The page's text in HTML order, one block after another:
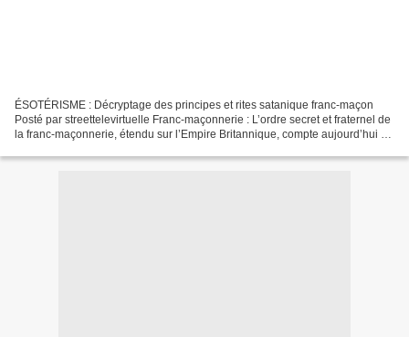
ÉSOTÉRISME : Décryptage des principes et rites satanique franc-maçon
Posté par streettelevirtuelle Franc-maçonnerie : L’ordre secret et fraternel de
la franc-maçonnerie, étendu sur l’Empire Britannique, compte aujourd’hui 5